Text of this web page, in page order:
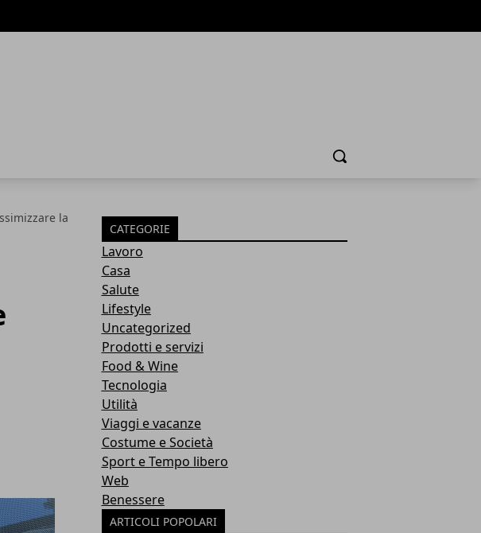
Cerca
la
CATEGORIE
Lavoro
Casa
Salute
Lifestyle
Uncategorized
Prodotti e servizi
Food & Wine
Tecnologia
Utilità
Viaggi e vacanze
Costume e Società
Sport e Tempo libero
Web
Benessere
ARTICOLI POPOLARI